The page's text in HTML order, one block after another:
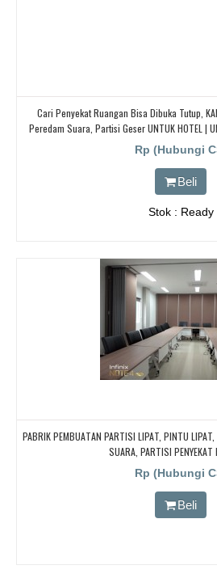
Cari Penyekat Ruangan Bisa Dibuka Tutup,
Peredam Suara, Partisi Geser UNTUK HOTEL |
KELAS SEKOLAH Di BANDUNG,
Rp (Hubungi
Beli
Stok : Ready
PABRIK PEMBUATAN PARTISI LIPAT, PINTU
SUARA, PARTISI PENYEKAT
Rp (Hubungi
Beli